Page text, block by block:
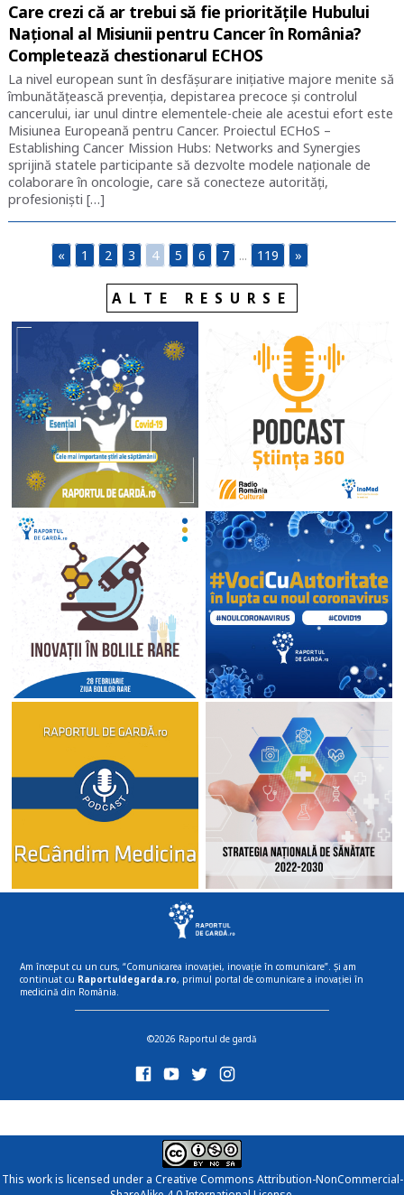
Care crezi că ar trebui să fie prioritățile Hubului
Național al Misiunii pentru Cancer în România?
Completează chestionarul ECHOS
La nivel european sunt în desfășurare inițiative majore menite să
îmbunătățească prevenția, depistarea precoce și controlul
cancerului, iar unul dintre elementele-cheie ale acestui efort este
Misiunea Europeană pentru Cancer. Proiectul ECHoS –
Establishing Cancer Mission Hubs: Networks and Synergies
sprijină statele participante să dezvolte modele naționale de
colaborare în oncologie, care să conecteze autorități,
profesioniști […]
« 1 2 3 4 5 6 7 ... 119 »
ALTE RESURSE
Am început cu un curs, “Comunicarea inovației, inovație în comunicare”. Și am
continuat cu Raportuldegarda.ro, primul portal de comunicare a inovației în
medicină din România.
©2026 Raportul de gardă
This work is licensed under a Creative Commons Attribution-NonCommercial-